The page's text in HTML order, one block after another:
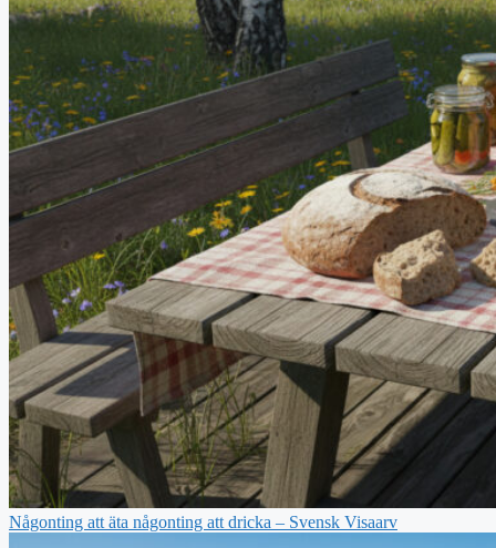
Någonting att äta någonting att dricka – Svensk Visaarv